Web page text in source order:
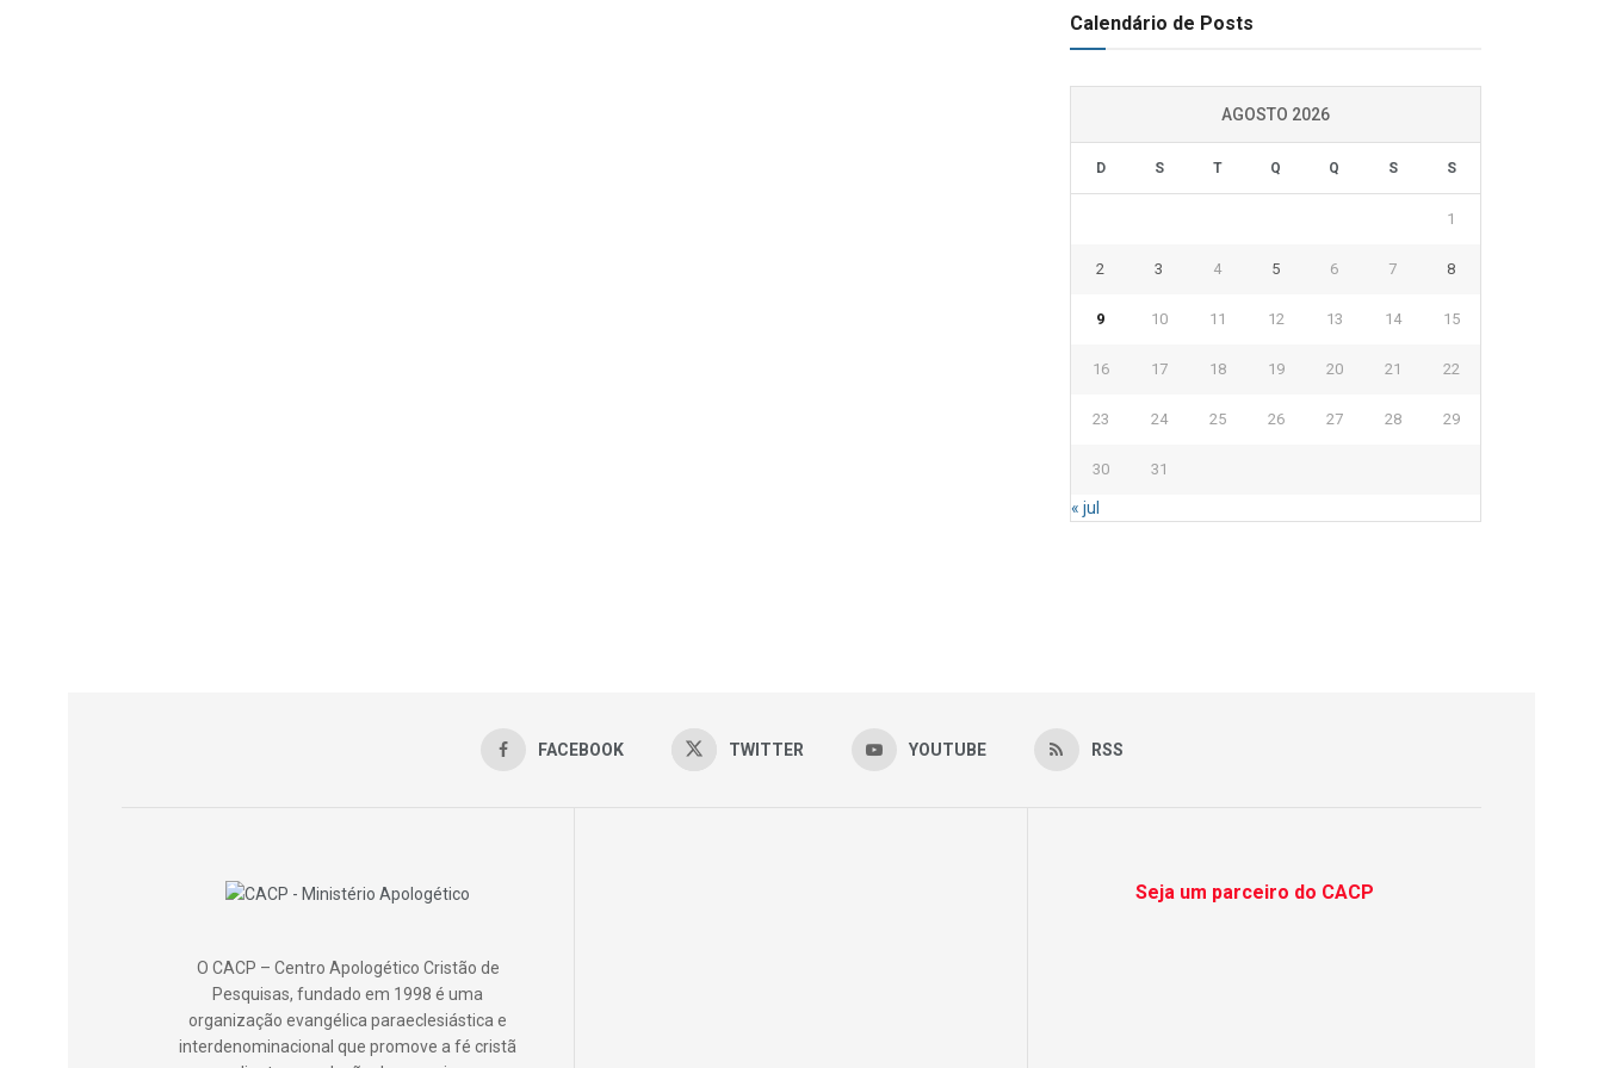
Calendário de Posts
AGOSTO 2026
D S T Q Q S S
1
2 3 4 5 6 7 8
9 10 11 12 13 14 15
16 17 18 19 20 21 22
23 24 25 26 27 28 29
30 31
« jul
FACEBOOK TWITTER YOUTUBE RSS
O CACP – Centro Apologético Cristão de
Pesquisas, fundado em 1998 é uma
organização evangélica paraeclesiástica e
interdenominacional que promove a fé cristã
Seja um parceiro do CACP